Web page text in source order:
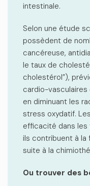
intestinale.
Selon une étude
possèdent de
cancéreuse,
le taux de
cholestérol”),
cardio-vasculaires
en diminuant les
stress oxydatif.
efficacité dans
ils contribuent à la
suite à la
Ou trouver des